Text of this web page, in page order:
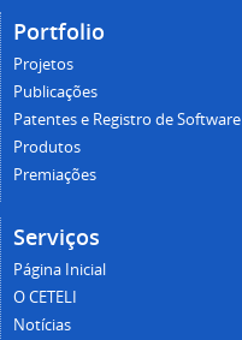
Portfolio
Projetos
Publicações
Patentes e Registro de Software
Produtos
Premiações
Serviços
Página Inicial
O CETELI
Notícias